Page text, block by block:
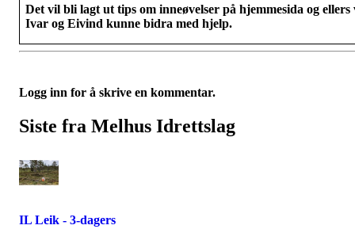
Det vil bli lagt ut tips om inneøvelser på hjemmesida og
Ivar og Eivind kunne bidra med hjelp.
Logg inn for å skrive en kommentar.
Siste fra Melhus Idrettslag
IL Leik - 3-dagers